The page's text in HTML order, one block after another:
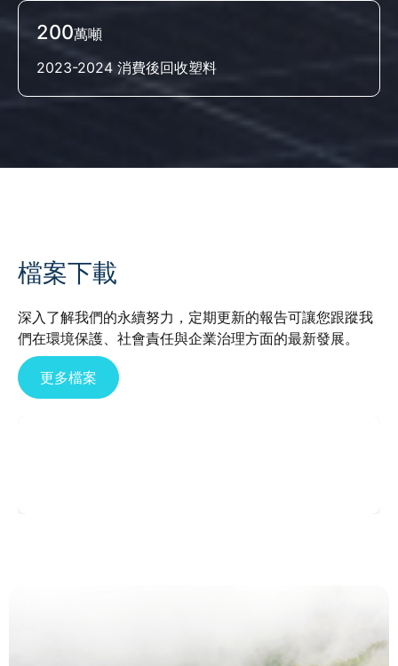
200萬噸
2023-2024 消費後回收塑料
員工育兒補助
相關事業營收占集團總營收比率
檔案下載
深入了解我們的永續努力，定期更新的報告可讓您跟蹤我
們在環境保護、社會責任與企業治理方面的最新發展。
更多檔案